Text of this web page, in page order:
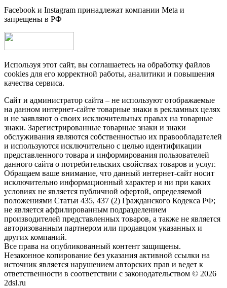
Facebook и Instagram принадлежат компании Metа и
запрещены в РФ
Используя этот сайт, вы соглашаетесь на обработку файлов
cookies для его корректной работы, аналитики и повышения
качества сервиса.
Сайт и администратор сайта – не используют отображаемые
на данном интернет-сайте товарные знаки в рекламных целях
и не заявляют о своих исключительных правах на товарные
знаки. Зарегистрированные товарные знаки и знаки
обслуживания являются собственностью их правообладателей
и используются исключительно с целью идентификации
представленного товара и информирования пользователей
данного сайта о потребительских свойствах товаров и услуг.
Обращаем ваше внимание, что данный интернет-сайт носит
исключительно информационный характер и ни при каких
условиях не является публичной офертой, определяемой
положениями Статьи 435, 437 (2) Гражданского Кодекса РФ;
не является аффилированным подразделением
производителей представленных товаров, а также не является
авторизованным партнером или продавцом указанных и
других компаний.
Все права на опубликованный контент защищены.
Незаконное копирование без указания активной ссылки на
источник является нарушением авторских прав и ведет к
ответственности в соответствии с законодательством © 2026
2dsl.ru